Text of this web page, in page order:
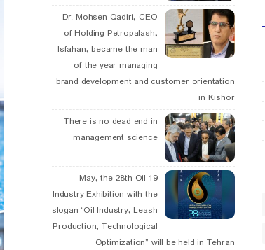
Dr. Mohsen Qadiri, CEO
of Holding Petropalash,
Isfahan, became the man
of the year managing
brand development and customer orientation
in Kishor
There is no dead end in
management science
19 May, the 28th Oil
Industry Exhibition with the
slogan “Oil Industry, Leash
Production, Technological
Optimization” will be held in Tehran